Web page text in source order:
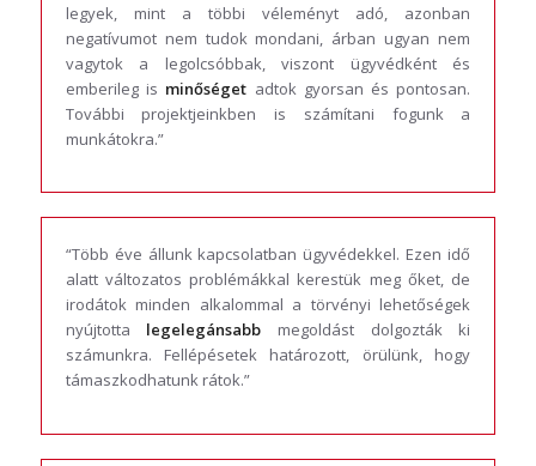
legyek, mint a többi véleményt adó, azonban
negatívumot nem tudok mondani, árban ugyan nem
vagytok a legolcsóbbak, viszont ügyvédként és
emberileg is minőséget adtok gyorsan és pontosan.
További projektjeinkben is számítani fogunk a
munkátokra.”
“Több éve állunk kapcsolatban ügyvédekkel. Ezen idő
alatt változatos problémákkal kerestük meg őket, de
irodátok minden alkalommal a törvényi lehetőségek
nyújtotta legelegánsabb megoldást dolgozták ki
számunkra. Fellépésetek határozott, örülünk, hogy
támaszkodhatunk rátok.”